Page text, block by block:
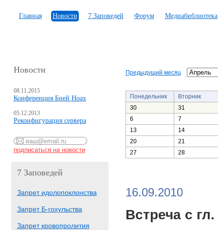
Главная Новости 7 Заповедей Форум Медиабиблиотека
Новости
08.11.2015
Конференция Бней Ноах
05.12.2013
Реконфигурация сервера
7 Заповедей
Запрет идолопоклонства
Запрет Б-гохульства
Запрет кровопролития
Предыдущий месяц
Понедельник
Вторник
30
31
6
7
13
14
20
21
27
28
16.09.2010
Встреча с